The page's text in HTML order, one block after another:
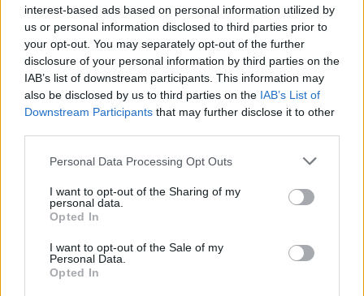
interest-based ads based on personal information utilized by
us or personal information disclosed to third parties prior to
your opt-out. You may separately opt-out of the further
disclosure of your personal information by third parties on the
IAB’s list of downstream participants. This information may
also be disclosed by us to third parties on the IAB’s List of
Downstream Participants that may further disclose it to other
Please note that this website/app uses one or more Google
not limited to your visit or usage behaviour. You may click to
grant or deny consent to Google and its third-party tags to
use your data for below specified purposes in below Google
consent section.
Personal Data Processing Opt Outs
I want to opt-out of the Sharing of my
personal data.
Opted In
I want to opt-out of the Sale of my
Personal Data.
Opted In
2000 /2000
Υποβολή σχολίου
. Το site προστατεύεται από reCAPTCHA, ισχύουν
Πολιτική Απορρήτου&Όροι Χρήσηςτης Google.
ΑΕΡΟΔΡΟΜΙΑ
ΕΠΙΒΑΤΙΚΗ ΚΙΝΗΣΗ
Share:
ενημερωθείτε πρώτοι για όλη την ειδησεογραφία και τα
τελευταία νέατης ημέρας